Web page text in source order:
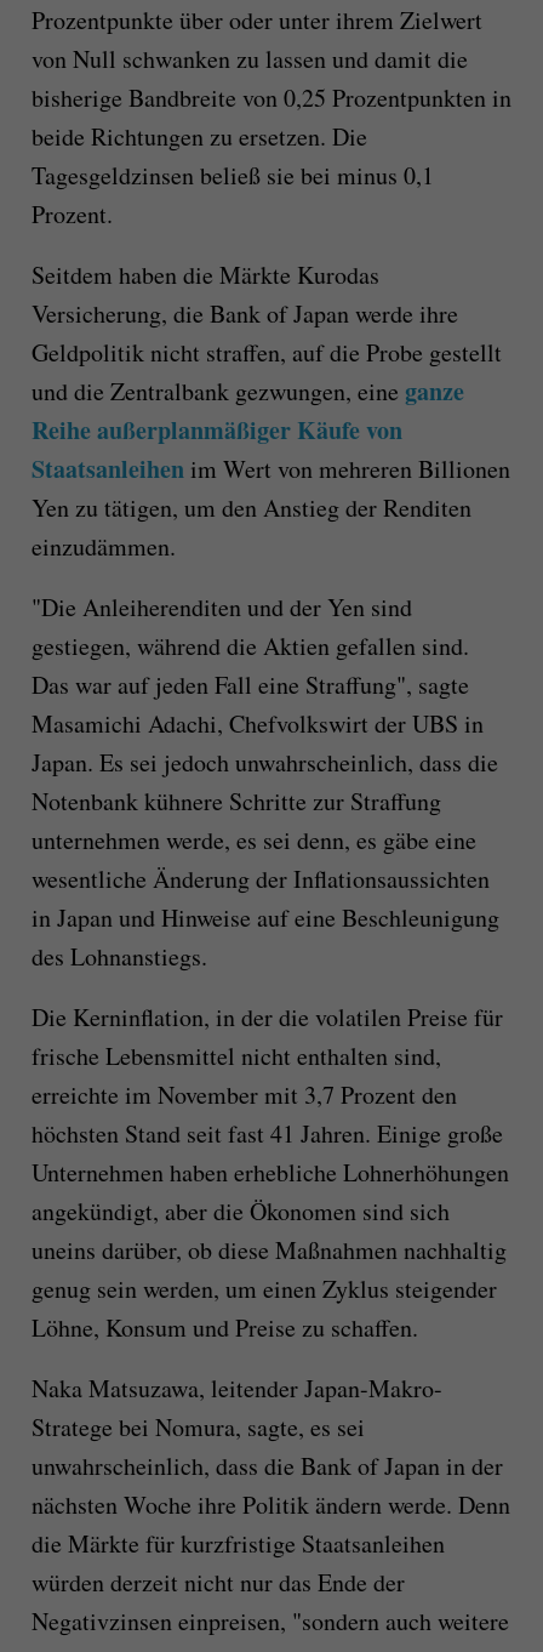
Prozentpunkte über oder unter ihrem Zielwert
von Null schwanken zu lassen und damit die
bisherige Bandbreite von 0,25 Prozentpunkten in
beide Richtungen zu ersetzen. Die
Tagesgeldzinsen beließ sie bei minus 0,1
Prozent.
Seitdem haben die Märkte Kurodas
Versicherung, die Bank of Japan werde ihre
Geldpolitik nicht straffen, auf die Probe gestellt
und die Zentralbank gezwungen, eine ganze
Reihe außerplanmäßiger Käufe von
Staatsanleihenim Wert von mehreren Billionen
Yen zu tätigen, um den Anstieg der Renditen
einzudämmen.
"Die Anleiherenditen und der Yen sind
gestiegen, während die Aktien gefallen sind.
Das war auf jeden Fall eine Straffung", sagte
Masamichi Adachi, Chefvolkswirt der UBS in
Japan. Es sei jedoch unwahrscheinlich, dass die
Notenbank kühnere Schritte zur Straffung
unternehmen werde, es sei denn, es gäbe eine
wesentliche Änderung der Inflationsaussichten
in Japan und Hinweise auf eine Beschleunigung
des Lohnanstiegs.
Die Kerninflation, in der die volatilen Preise für
frische Lebensmittel nicht enthalten sind,
erreichte im November mit 3,7 Prozent den
höchsten Stand seit fast 41 Jahren. Einige große
Unternehmen haben erhebliche Lohnerhöhungen
angekündigt, aber die Ökonomen sind sich
uneins darüber, ob diese Maßnahmen nachhaltig
genug sein werden, um einen Zyklus steigender
Löhne, Konsum und Preise zu schaffen.
Naka Matsuzawa, leitender Japan-Makro-
Stratege bei Nomura, sagte, es sei
unwahrscheinlich, dass die Bank of Japan in der
nächsten Woche ihre Politik ändern werde. Denn
die Märkte für kurzfristige Staatsanleihen
würden derzeit nicht nur das Ende der
Negativzinsen einpreisen, "sondern auch weitere